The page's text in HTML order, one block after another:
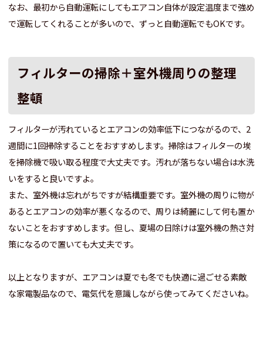
なお、最初から自動運転にしてもエアコン自体が設定温度まで強め
で運転してくれることが多いので、ずっと自動運転でもOKです。
フィルターの掃除＋室外機周りの整理
整頓
フィルターが汚れているとエアコンの効率低下につながるので、2
週間に1回掃除することをおすすめします。掃除はフィルターの埃
を掃除機で吸い取る程度で大丈夫です。汚れが落ちない場合は水洗
いをすると良いですよ。
また、室外機は忘れがちですが結構重要です。室外機の周りに物が
あるとエアコンの効率が悪くなるので、周りは綺麗にして何も置か
ないことをおすすめします。但し、夏場の日除けは室外機の熱さ対
策になるので置いても大丈夫です。
以上となりますが、エアコンは夏でも冬でも快適に過ごせる素敵
な家電製品なので、電気代を意識しながら使ってみてくださいね。